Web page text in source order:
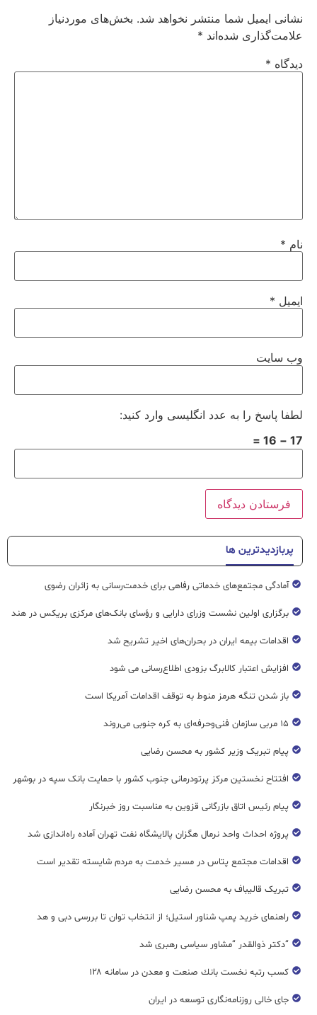
نشانی ایمیل شما منتشر نخواهد شد. بخش‌های موردنیاز
علامت‌گذاری شده‌اند *
دیدگاه *
نام *
ایمیل *
وب‌ سایت
لطفا پاسخ را به عدد انگلیسی وارد کنید:
17 − 16 =
پربازدیدترین ها
آمادگی مجتمع‌های خدماتی رفاهی برای خدمت‌رسانی به زائران رضوی
برگزاری اولین نشست وزرای دارایی و رؤسای بانک‌های مرکزی بریکس در هند
اقدامات بیمه ایران در بحران‌های اخیر تشریح شد
افزایش اعتبار کالابرگ بزودی اطلاع‌رسانی می شود
باز شدن تنگه هرمز منوط به توقف اقدامات آمریکا است
۱۵ مربی سازمان فنی‌وحرفه‌ای به کره جنوبی می‌روند
پیام تبریک وزیر کشور به محسن رضایی
افتتاح نخستین مرکز پرتودرمانی جنوب کشور با حمایت بانک سپه در بوشهر
پیام رئیس اتاق بازرگانی قزوین به مناسبت روز خبرنگار
پروژه احداث واحد نرمال هگزان پالایشگاه نفت تهران آماده راه‌اندازی شد
اقدامات مجتمع پتاس در مسیر خدمت به مردم شایسته تقدیر است
تبریک قالیباف به محسن رضایی
راهنمای خرید پمپ شناور استیل؛ از انتخاب توان تا بررسی دبی و هد
“دکتر ذوالقدر “مشاور سیاسی رهبری شد
كسب رتبه نخست بانك صنعت و معدن در سامانه ۱۲۸
جای خالی روزنامه‌نگاری توسعه در ایران